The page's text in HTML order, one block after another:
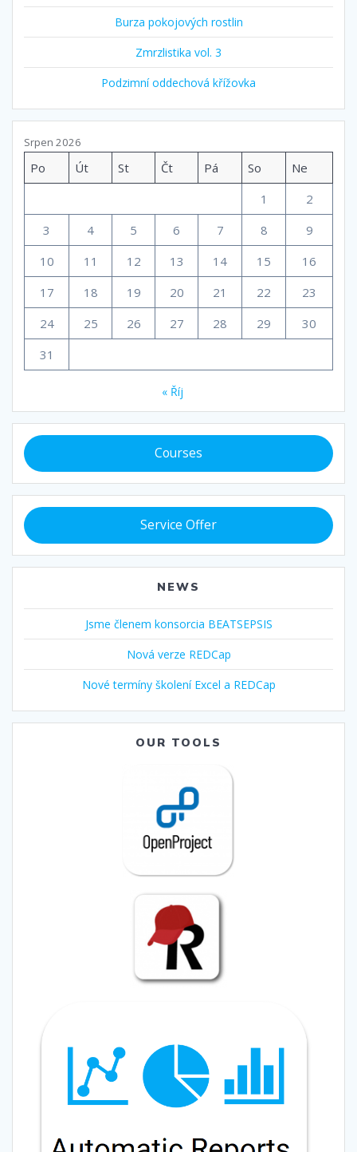
Burza pokojových rostlin
Zmrzlistika vol. 3
Podzimní oddechová křížovka
Srpen 2026
Po Út St Čt Pá So
Ne
1
2
3
4 5 6 7 8
9
10
11 12 13 14 15
16
17
18 19 20 21 22
23
24
25 26 27 28 29
30
31
« Říj
Courses
Service Offer
NEWS
Jsme členem konsorcia BEATSEPSIS
Nová verze REDCap
Nové termíny školení Excel a REDCap
OUR TOOLS